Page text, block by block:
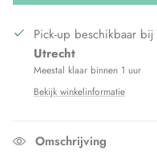
Pick-up beschikbaar bij
Utrecht
Meestal klaar binnen 1 uur
Bekijk winkelinformatie
Omschrijving